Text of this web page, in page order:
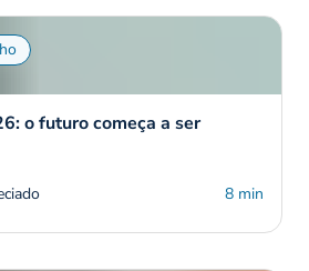
o futuro começa a ser
8 min